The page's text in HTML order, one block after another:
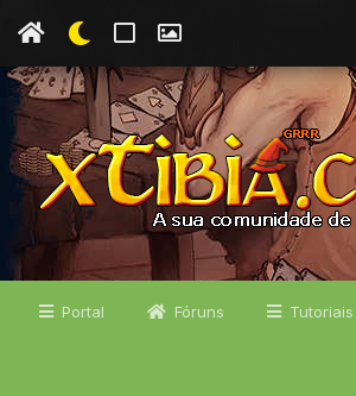
Portal Fóruns Tutoriais